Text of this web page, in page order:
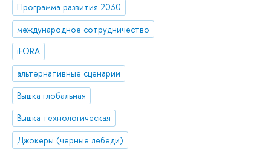
Программа развития 2030
международное сотрудничество
iFORA
альтернативные сценарии
Вышка глобальная
Вышка технологическая
Джокеры (черные лебеди)